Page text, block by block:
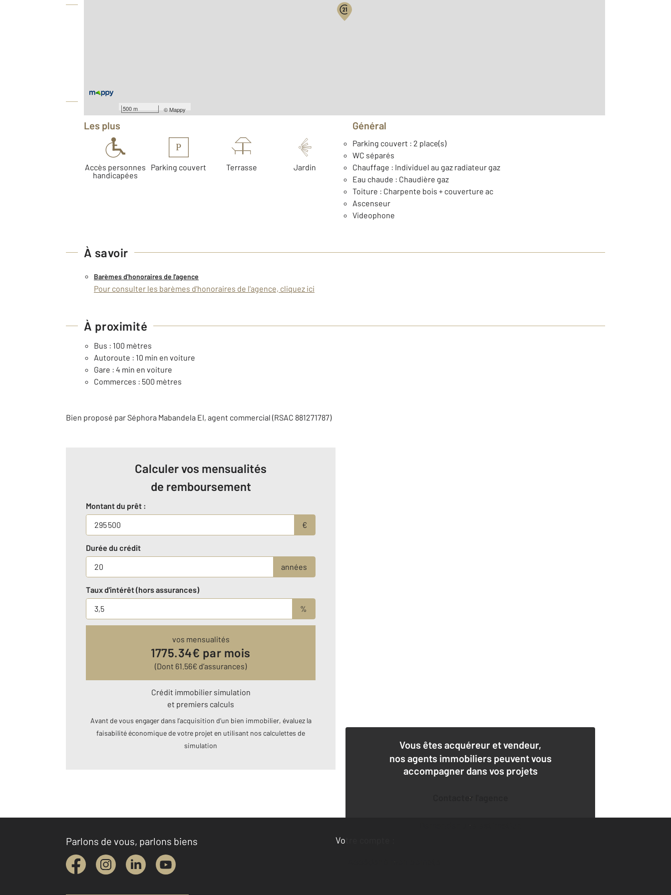
500 m ©Mappy
Les plus
Accès personnes
handicapées
P
Parking couvert Terrasse Jardin
Général
Parking couvert : 2 place(s)
WC séparés
Chauffage : Individuel au gaz radiateur gaz
Eau chaude : Chaudière gaz
Toiture : Charpente bois + couverture ac
Ascenseur
Videophone
À savoir
Barèmes d'honoraires de l'agence
Pour consulter les barèmes d'honoraires de l'agence, cliquez ici
À proximité
Bus : 100 mètres
Autoroute : 10 min en voiture
Gare : 4 min en voiture
Commerces : 500 mètres
Bien proposé parSéphora Mabandela EI, agent commercial (RSAC 881271787)
Calculer vos mensualités
de remboursement
Montant du prêt :
€
Durée du crédit
années
Taux d'intérêt (hors assurances)
%
vos mensualités
1775.34€ par mois
(Dont 61.56€ d’assurances)
Crédit immobilier simulation
et premiers calculs
Avant de vous engager dans l’acquisition d’un bien immobilier, évaluez la
faisabilité économique de votre projet en utilisant nos calculettes de
simulation
Vous êtes acquéreur et vendeur,
nos agents immobiliers peuvent vous
accompagner dans vos projets
Contacter l'agence
Demander une estimation
Parlons de vous, parlons biens
Votre compte :
Accéder à mon compte